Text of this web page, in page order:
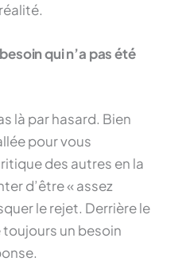
qui n’a pas été
là par hasard. Bien
pour vous
des autres en la
d’être « assez
le rejet. Derrière le
toujours un besoin